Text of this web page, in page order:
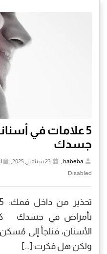
5 علامات في
جسدك
habeba
,
Disabled
بأمراض في جسدك
الأسنان، فنلجأ إلى
ولكن هل فكرت […]